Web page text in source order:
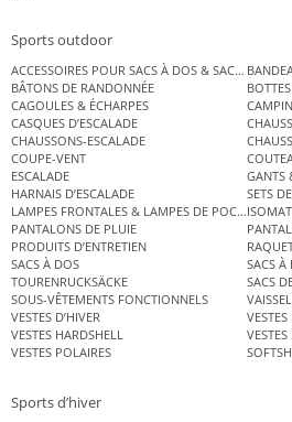
Sports outdoor
ACCESSOIRES POUR SACS À DOS & SACS
BÂTONS DE RANDONNÉE
CAGOULES & ÉCHARPES
CASQUES D’ESCALADE
CHAUSSONS-ESCALADE
COUPE-VENT
ESCALADE
GANTS
HARNAIS D’ESCALADE
SETS
LAMPES FRONTALES & LAMPES DE POCHE
PANTALONS DE PLUIE
PRODUITS D’ENTRETIEN
SACS À DOS
SACS À
TOURENRUCKSÄCKE
SACS
SOUS-VÊTEMENTS FONCTIONNELS
VESTES D’HIVER
VESTES HARDSHELL
VESTES POLAIRES
Sports d’hiver